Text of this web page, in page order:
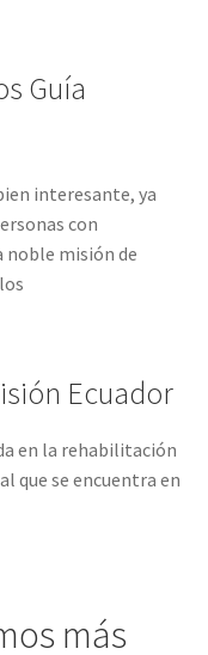
Guía
interesante, ya
con
noble misión de
Ecuador
en la rehabilitación
que se encuentra en
más